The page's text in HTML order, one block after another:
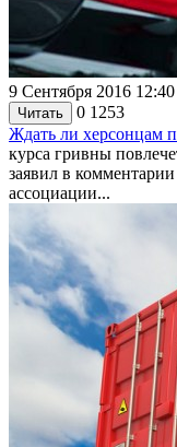
9 Сентября 2016 12:40
Читать 0 1253
Ждать ли херсонцам
курса гривны
заявил в
ассоциации...